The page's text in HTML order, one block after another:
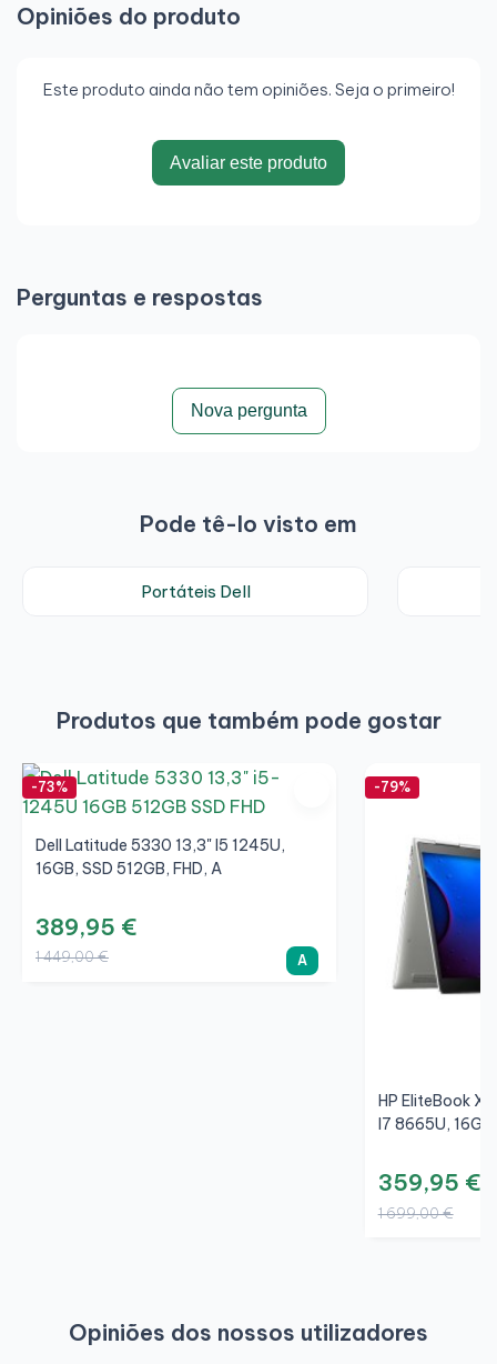
Opiniões do produto
Este produto ainda não tem opiniões. Seja o primeiro!
Avaliar este produto
Perguntas e respostas
Nova pergunta
Pode tê-lo visto em
Portáteis Dell
Produtos que também pode gostar
-73%
Dell Latitude 5330 13,3" I5 1245U,
16GB, SSD 512GB, FHD, A
389,95 €
1 449,00 € A
-79%
HP EliteBook
I7 8665U,
359,95 €
1 699,00 €
Opiniões dos nossos utilizadores